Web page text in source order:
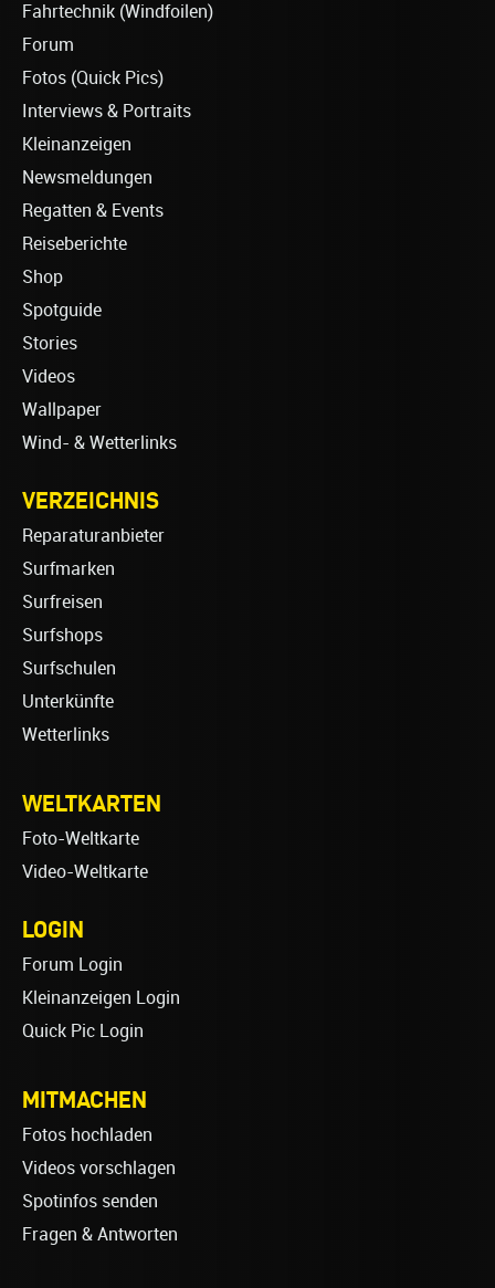
Fahrtechnik (Windfoilen)
Forum
Fotos (Quick Pics)
Interviews & Portraits
Kleinanzeigen
Newsmeldungen
Regatten & Events
Reiseberichte
Shop
Spotguide
Stories
Videos
Wallpaper
Wind- & Wetterlinks
VERZEICHNIS
Reparaturanbieter
Surfmarken
Surfreisen
Surfshops
Surfschulen
Unterkünfte
Wetterlinks
WELTKARTEN
Foto-Weltkarte
Video-Weltkarte
LOGIN
Forum Login
Kleinanzeigen Login
Quick Pic Login
MITMACHEN
Fotos hochladen
Videos vorschlagen
Spotinfos senden
Fragen & Antworten